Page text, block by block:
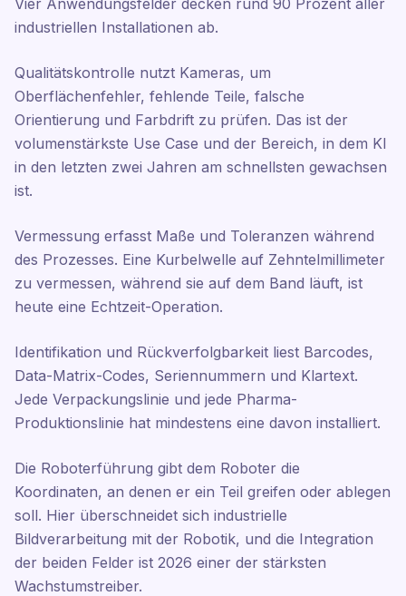
Vier Anwendungsfelder decken rund 90 Prozent aller
industriellen Installationen ab.
Qualitätskontrolle nutzt Kameras, um
Oberflächenfehler, fehlende Teile, falsche
Orientierung und Farbdrift zu prüfen. Das ist der
volumenstärkste Use Case und der Bereich, in dem KI
in den letzten zwei Jahren am schnellsten gewachsen
ist.
Vermessung erfasst Maße und Toleranzen während
des Prozesses. Eine Kurbelwelle auf Zehntelmillimeter
zu vermessen, während sie auf dem Band läuft, ist
heute eine Echtzeit-Operation.
Identifikation und Rückverfolgbarkeit liest Barcodes,
Data-Matrix-Codes, Seriennummern und Klartext.
Jede Verpackungslinie und jede Pharma-
Produktionslinie hat mindestens eine davon installiert.
Die Roboterführung gibt dem Roboter die
Koordinaten, an denen er ein Teil greifen oder ablegen
soll. Hier überschneidet sich industrielle
Bildverarbeitung mit der Robotik, und die Integration
der beiden Felder ist 2026 einer der stärksten
Wachstumstreiber.